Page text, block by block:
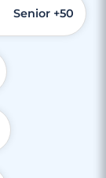
Senior +50